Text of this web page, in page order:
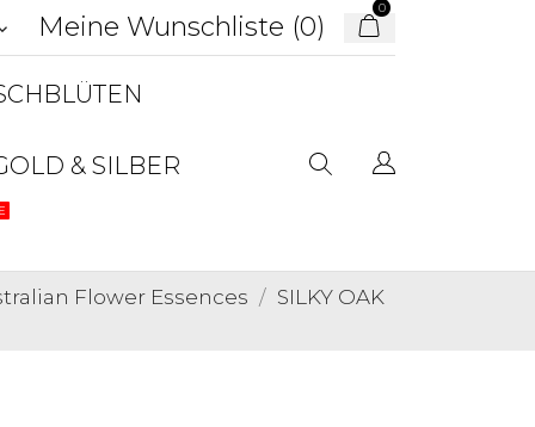
Meine Wunschliste (0)
0
& SILBER
Flower Essences
SILKY OAK